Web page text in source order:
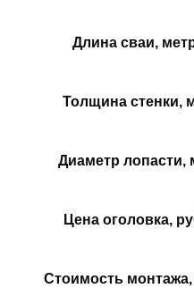
Длина сваи,
Толщина стенки,
Диаметр лопасти,
Цена оголовка,
Стоимость монтажа,